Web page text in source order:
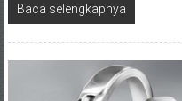
Baca selengkapnya